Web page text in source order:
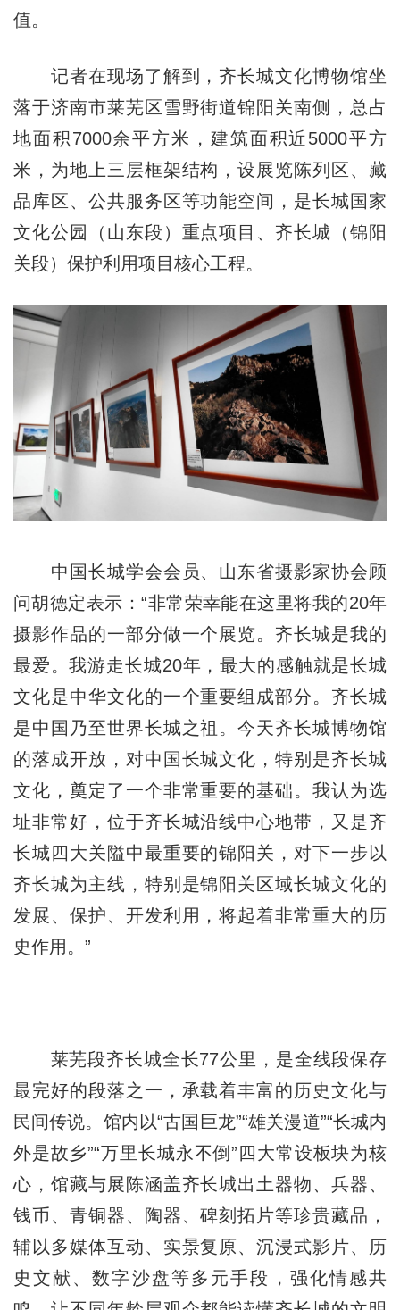
值。
记者在现场了解到，齐长城文化博物馆坐
落于济南市莱芜区雪野街道锦阳关南侧，总占
地面积7000余平方米，建筑面积近5000平方
米，为地上三层框架结构，设展览陈列区、藏
品库区、公共服务区等功能空间，是长城国家
文化公园（山东段）重点项目、齐长城（锦阳
关段）保护利用项目核心工程。
中国长城学会会员、山东省摄影家协会顾
问胡德定表示：“非常荣幸能在这里将我的20年
摄影作品的一部分做一个展览。齐长城是我的
最爱。我游走长城20年，最大的感触就是长城
文化是中华文化的一个重要组成部分。齐长城
是中国乃至世界长城之祖。今天齐长城博物馆
的落成开放，对中国长城文化，特别是齐长城
文化，奠定了一个非常重要的基础。我认为选
址非常好，位于齐长城沿线中心地带，又是齐
长城四大关隘中最重要的锦阳关，对下一步以
齐长城为主线，特别是锦阳关区域长城文化的
发展、保护、开发利用，将起着非常重大的历
史作用。”
莱芜段齐长城全长77公里，是全线段保存
最完好的段落之一，承载着丰富的历史文化与
民间传说。馆内以“古国巨龙”“雄关漫道”“长城内
外是故乡”“万里长城永不倒”四大常设板块为核
心，馆藏与展陈涵盖齐长城出土器物、兵器、
钱币、青铜器、陶器、碑刻拓片等珍贵藏品，
辅以多媒体互动、实景复原、沉浸式影片、历
史文献、数字沙盘等多元手段，强化情感共